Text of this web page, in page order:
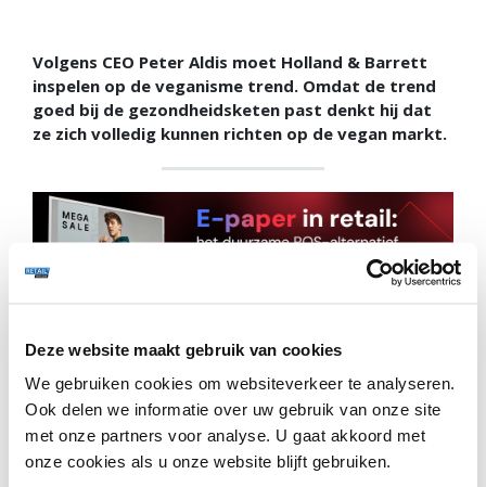
Deze website maakt gebruik van cookies
We gebruiken cookies om websiteverkeer te analyseren.
Ook delen we informatie over uw gebruik van onze site
met onze partners voor analyse. U gaat akkoord met
onze cookies als u onze website blijft gebruiken.
Volgens CEO Peter Aldis moet Holland & Barrett
inspelen op de veganisme trend. Omdat de trend
goed bij de gezondheidsketen past denkt hij dat
ze zich volledig kunnen richten op de vegan markt.
Holland & Barrett wil volledig veganistische winkels
openen. De Britse gezondheidsketen heeft eerder
producten met gelatine en krill verwijderd uit het
assortiment van bestaande winkels, om bewuste
consumenten tegemoet te komen. Of er een nieuwe
winkelformule zal ontstaan is nog niet duidelijk, maar de